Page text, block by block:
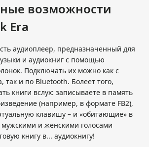
возможности
Era
аудиоплеер, предназначенный для
и аудиокниг с помощью
Подключать их можно как с
и по Bluetooth. Болеет того,
книги вслух: записываете в память
(например, в формате FB2),
клавишу – и «обитающие» в
и женскими голосами
книгу в... аудиокнигу!